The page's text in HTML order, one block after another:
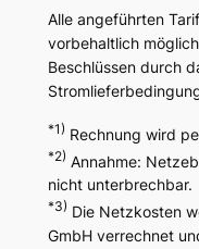
Alle angeführten
vorbehaltlich
Beschlüssen durch
*1) Rechnung wird
*2) Annahme:
nicht unterbrechbar.
*3) Die Netzkosten
GmbH verrechnet